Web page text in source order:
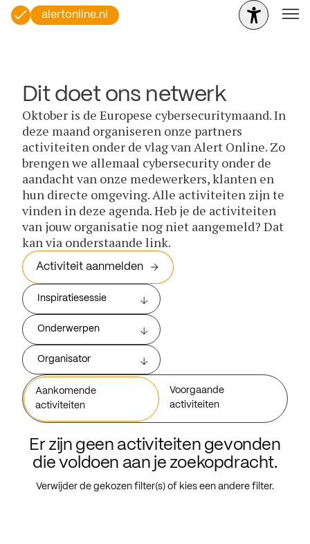
alertonline.nl
Dit doet ons netwerk
Oktober is de Europese cybersecuritymaand. In
deze maand organiseren onze partners
activiteiten onder de vlag van Alert Online. Zo
brengen we allemaal cybersecurity onder de
aandacht van onze medewerkers, klanten en
hun directe omgeving. Alle activiteiten zijn te
vinden in deze agenda. Heb je de activiteiten
van jouw organisatie nog niet aangemeld? Dat
kan via onderstaande link.
Activiteit aanmelden
Inspiratiesessie
Onderwerpen
Organisator
Aankomende
activiteiten
Voorgaande
activiteiten
Er zijn geen activiteiten gevonden
die voldoen aan je zoekopdracht.
Verwijder de gekozen filter(s) of kies een andere filter.